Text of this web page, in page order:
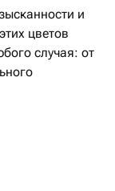
и
цветов
случая: от